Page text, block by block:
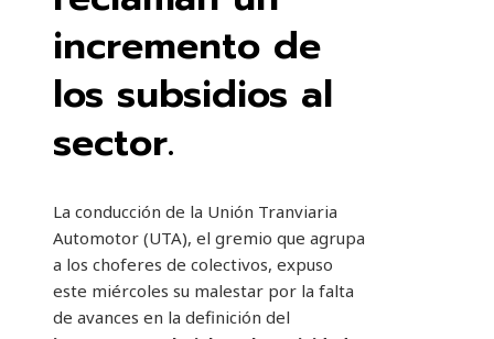
incremento de
los subsidios al
sector.
La conducción de la Unión Tranviaria
Automotor (UTA), el gremio que agrupa
a los choferes de colectivos, expuso
este miércoles su malestar por la falta
de avances en la definición del